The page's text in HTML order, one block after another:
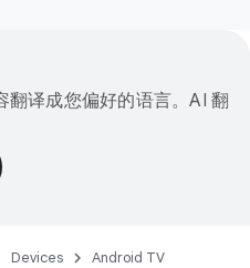
译成您偏好的语言。AI 翻
Devices Android TV